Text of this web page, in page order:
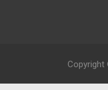
Copyright